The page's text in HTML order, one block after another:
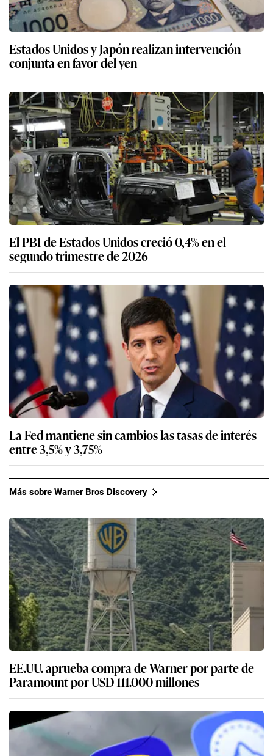
Estados Unidos y Japón realizan intervención
conjunta en favor del yen
El PBI de Estados Unidos creció 0,4% en el
segundo trimestre de 2026
La Fed mantiene sin cambios las tasas de interés
entre 3,5% y 3,75%
Más sobre Warner Bros Discovery
EE.UU. aprueba compra de Warner por parte de
Paramount por USD 111.000 millones